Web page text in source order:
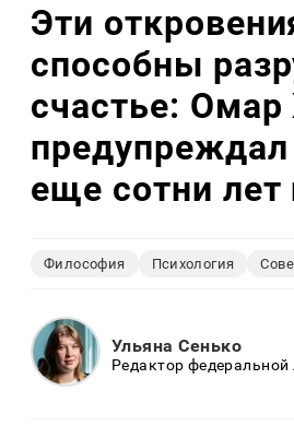
Эти
способны
счастье:
еще сотни лет
Философия Психология
Ульяна Сенько
Редактор федеральной